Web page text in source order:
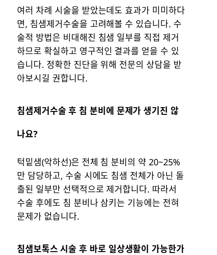
여러 차례 시술을 받았는데도 효과가 미미하다
면, 침샘제거수술을 고려해볼 수 있습니다. 수
술적 방법은 비대해진 침샘 일부를 직접 제거
하므로 확실하고 영구적인 결과를 얻을 수 있
습니다. 정확한 진단을 위해 전문의 상담을 받
아보시길 권합니다.
침샘제거수술 후 침 분비에 문제가 생기진 않
나요?
턱밑샘(악하선)은 전체 침 분비의 약 20~25%
만 담당하고, 수술 시에도 침샘 전체가 아닌 돌
출된 일부만 선택적으로 제거합니다. 따라서
수술 후에도 침 분비나 삼키는 기능에는 전혀
문제가 없습니다.
침샘보톡스 시술 후 바로 일상생활이 가능한가